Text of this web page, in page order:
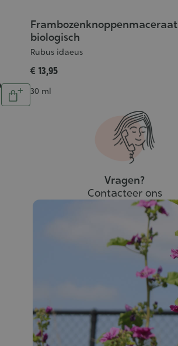
Aantal
In
Frambozenknoppenmaceraat
biologisch
Rubus idaeus
€ 13,95
Inhoud
30 ml
Vragen?
Contacteer ons